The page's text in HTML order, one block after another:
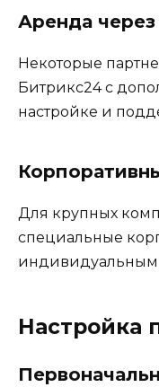
Аренда
Некоторые
Битрикс24 с
настройке и
Для крупных
специальные
Настройка